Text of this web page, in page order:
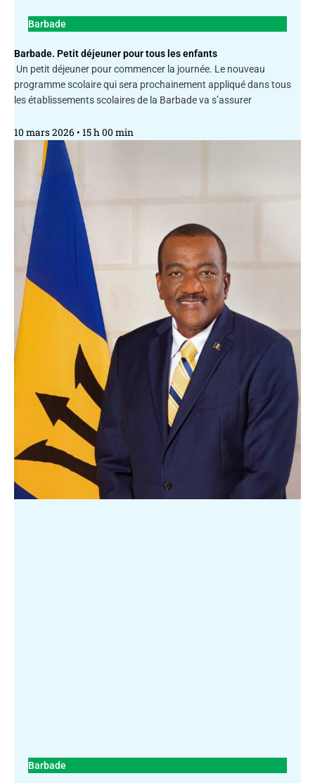
Barbade
Barbade. Petit déjeuner pour tous les enfants
Un petit déjeuner pour commencer la journée. Le nouveau
programme scolaire qui sera prochainement appliqué dans tous
les établissements scolaires de la Barbade va s’assurer
10 mars 2026 15 h 00 min
Barbade